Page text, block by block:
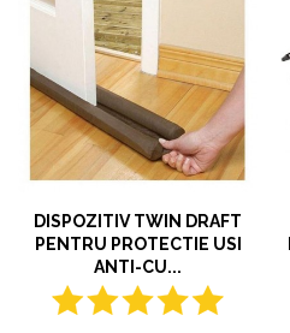
DISPOZITIV TWIN DRAFT
PENTRU PROTECTIE USI
ANTI-CU...